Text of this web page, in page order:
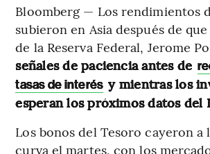
Bloomberg — Los rendimientos
subieron en Asia después de
de la Reserva Federal, Jerome
señales de paciencia antes de
tasas de interés y mientras los
esperan los próximos datos del
Los bonos del Tesoro cayeron a
curva el martes, con los